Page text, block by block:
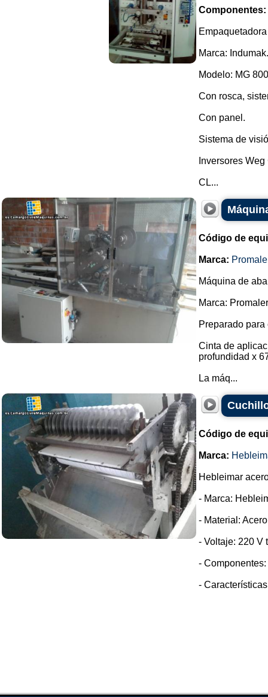
Componentes:
Marca: Indumak.
Modelo: MG
Con rosca,
Con panel.
Sistema de
Inversores
CL...
Código de
Marca:
Máquina de
Marca:
Preparado
Cinta de
profundidad x
La máq...
Código de
Marca:
Hebleimar
- Marca:
- Material:
- Voltaje: 220 V
-
-